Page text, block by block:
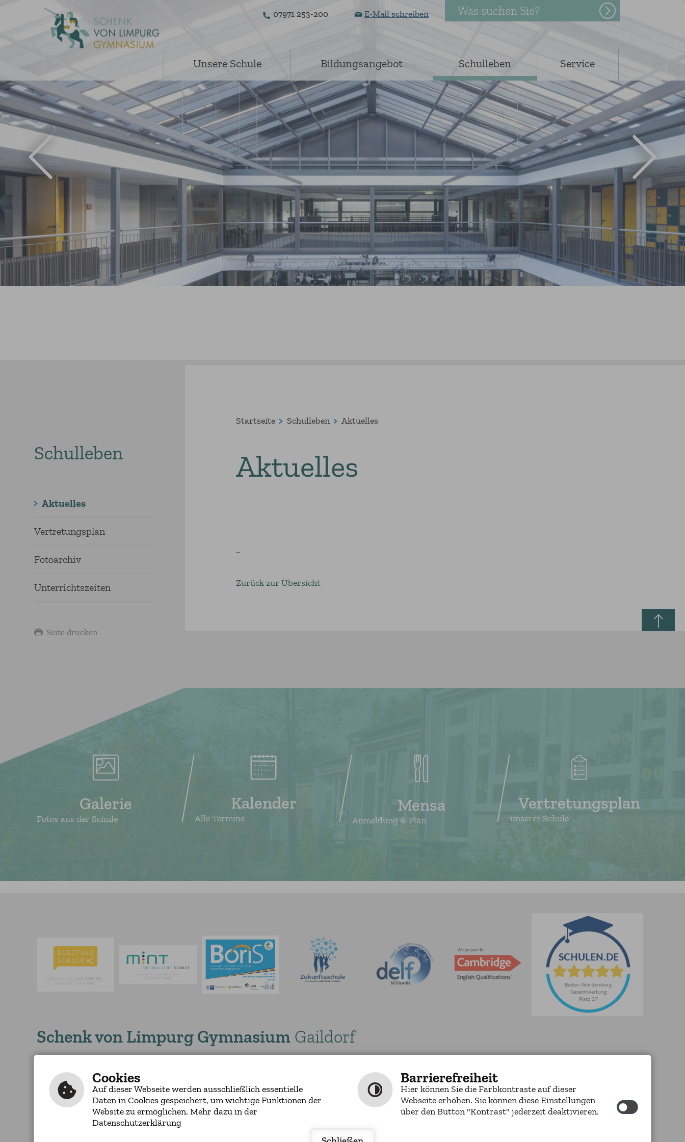
07971 253-200 E-Mail schreiben Was suchen Sie?
Unsere Schule Bildungsangebot Schulleben Service
Schulleben
Aktuelles
Vertretungsplan
Fotoarchiv
Unterrichtszeiten
Seite drucken
Startseite Schulleben Aktuelles
Aktuelles
..
Zurück zur Übersicht
Galerie
Fotos aus der Schule
Kalender
Alle Termine
Mensa
Anmeldung & Plan
Vertretungsplan
unserer Schule
Schenk von Limpurg Gymnasium Gaildorf
74405 Gaildorf
Impressum|Barrierefreiheit|
Cookies
Auf dieser Webseite werden ausschließlich essentielle
Daten in Cookies gespeichert, um wichtige Funktionen der
Website zu ermöglichen. Mehr dazu in der
Datenschutzerklärung
Barrierefreiheit
Hier können Sie die Farbkontraste auf dieser
Webseite erhöhen. Sie können diese Einstellungen
über den Button "Kontrast" jederzeit deaktivieren.